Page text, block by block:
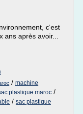
c'est
après avoir...
/ machine
plastique maroc /
/ sac plastique